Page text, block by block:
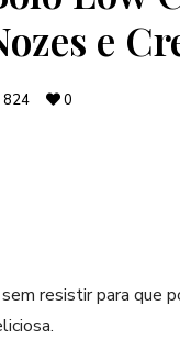
e
824 0
resistir para que